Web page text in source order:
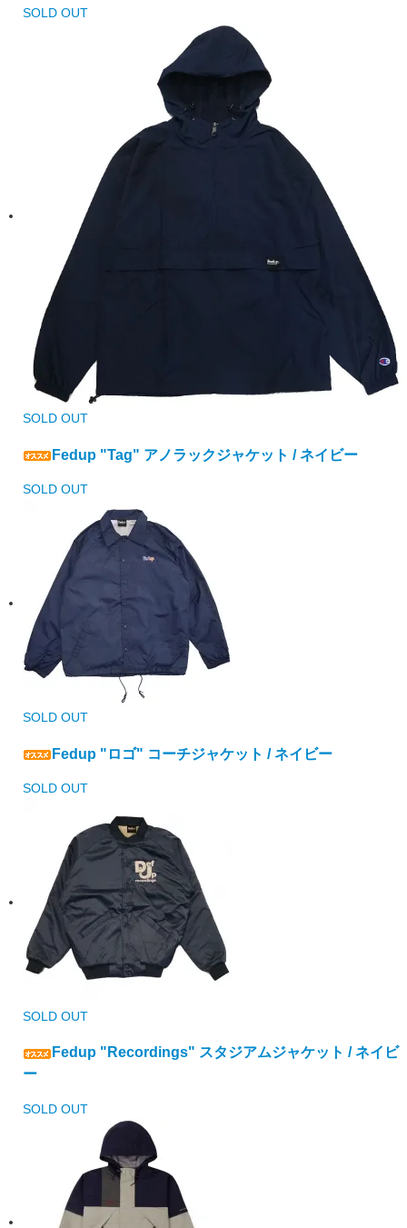
SOLD OUT
SOLD OUT
Fedup "Tag" アノラックジャケット / ネイビー
SOLD OUT
SOLD OUT
Fedup "ロゴ" コーチジャケット / ネイビー
SOLD OUT
SOLD OUT
Fedup "Recordings" スタジアムジャケット / ネイビ
ー
SOLD OUT